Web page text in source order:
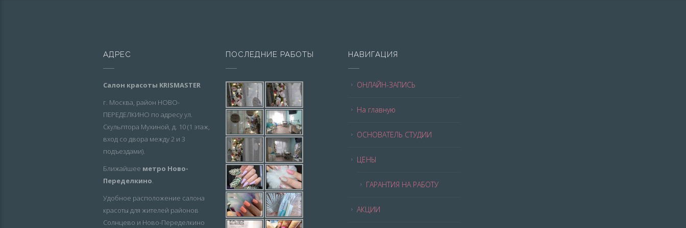
АДРЕС
Салон красоты KRISMASTER
г. Москва, район НОВО-
ПЕРЕДЕЛКИНО по адресу ул.
Скульптора Мухиной, д. 10 (1 этаж,
вход со двора между 2 и 3
подъездами).
Ближайшее метро Ново-
Переделкино.
Удобное расположение салона
красоты для жителей районов
Солнцево и Ново-Переделкино
ПОСЛЕДНИЕ РАБОТЫ НАВИГАЦИЯ
ОНЛАЙН-ЗАПИСЬ
На главную
ОСНОВАТЕЛЬ СТУДИИ
ЦЕНЫ
ГАРАНТИЯ НА РАБОТУ
АКЦИИ